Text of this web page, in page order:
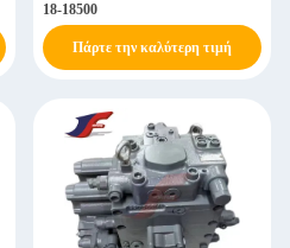
18-18500
Πάρτε την καλύτερη τιμή